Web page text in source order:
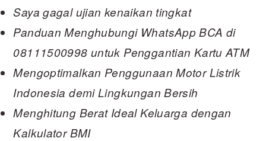
Saya gagal ujian kenaikan tingkat
Panduan Menghubungi WhatsApp BCA di
08111500998 untuk Penggantian Kartu ATM
Mengoptimalkan Penggunaan Motor Listrik
Indonesia demi Lingkungan Bersih
Menghitung Berat Ideal Keluarga dengan
Kalkulator BMI